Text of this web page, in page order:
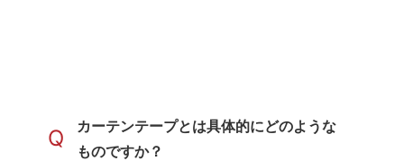
Q
カーテンテープとは具体的にどのような
ものですか？